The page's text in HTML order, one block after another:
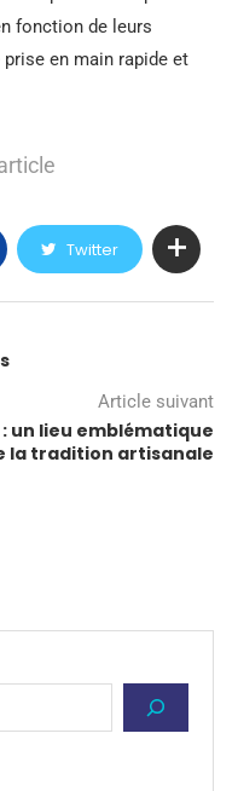
fonction de leurs
en main rapide et
Twitter
Article suivant
un lieu emblématique
la tradition artisanale